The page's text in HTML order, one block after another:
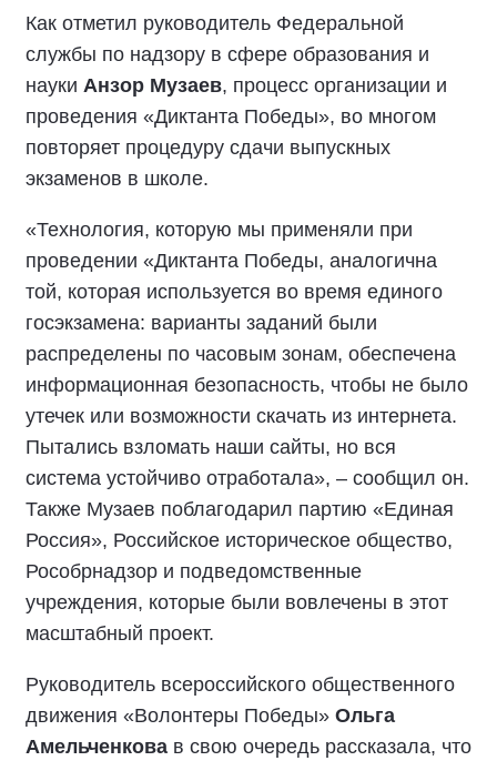
Как отметил руководитель Федеральной
службы по надзору в сфере образования и
науки Анзор Музаев, процесс организации и
проведения «Диктанта Победы», во многом
повторяет процедуру сдачи выпускных
экзаменов в школе.
«Технология, которую мы применяли при
проведении «Диктанта Победы, аналогична
той, которая используется во время единого
госэкзамена: варианты заданий были
распределены по часовым зонам, обеспечена
информационная безопасность, чтобы не было
утечек или возможности скачать из интернета.
Пытались взломать наши сайты, но вся
система устойчиво отработала», – сообщил он.
Также Музаев поблагодарил партию «Единая
Россия», Российское историческое общество,
Рособрнадзор и подведомственные
учреждения, которые были вовлечены в этот
масштабный проект.
Руководитель всероссийского общественного
движения «Волонтеры Победы» Ольга
Амельченкова в свою очередь рассказала, что